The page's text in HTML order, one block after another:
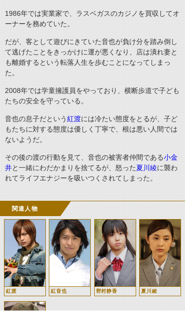
1986年では実業家で、ラスベガスのカジノを買収してオ
ーナーを務めていた。
だが、客として遊びにきていた音也が負け分を踏み倒し
て逃げたことをきっかけに運が悪くなり、店は潰れ妻と
も離婚するという転落人生を歩むことになってしまっ
た。
2008年では学童擁護員をやっており、横断歩道で子ども
たちの安全を守っている。
音也の息子だという紅渡には冷たい態度をとるが、子ど
もたちに対する態度は優しく丁寧で、根は悪い人間では
ないようだ。
その後の渡の行動を見て、音也の被害者仲間である小金
井と一緒にわだかまりを捨てるが、怒った夏川綾に襲わ
れてライフエナジーを吸いつくされてしまった。
関連人物
紅渡 紅音也 野村静香 夏川綾